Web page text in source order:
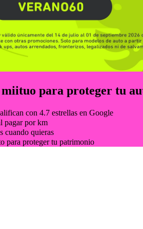
miituo para proteger tu
con 4.7 estrellas en Google
pagar por km
cuando quieras
para proteger tu patrimonio